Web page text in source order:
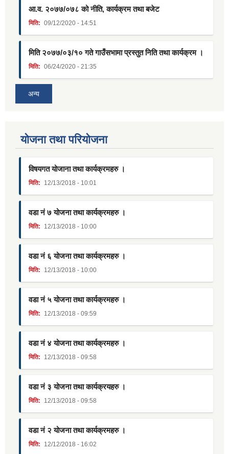
आ.व. २०७७/०७८ को नीति, कार्यक्रम तथा बजेट
मिति: 09/12/2020 - 14:51
मिति २०७७/०३/१० गते गाउँसभामा प्रस्तुत निति तथा कार्यक्रम ।
मिति: 06/24/2020 - 21:35
अन्य
याेजना तथा परियाेजना
विषयगत योजाना तथा कार्यक्रमहरु ।
मिति: 12/13/2018 - 10:01
वडा नं ७ योजना तथा कार्यक्रमहरु ।
मिति: 12/13/2018 - 10:00
वडा नं ६ योजना तथा कार्यक्रमहरु ।
मिति: 12/13/2018 - 10:00
वडा नं ५ योजना तथा कार्यक्रमहरु ।
मिति: 12/13/2018 - 09:59
वडा नं ४ योजना तथा कार्यक्रमहरु ।
मिति: 12/13/2018 - 09:58
वडा नं ३ योजना तथा कार्यक्रयहरु ।
मिति: 12/13/2018 - 09:58
वडा नं २ योजना तथा कार्यक्रमहरु ।
मिति: 12/12/2018 - 16:02